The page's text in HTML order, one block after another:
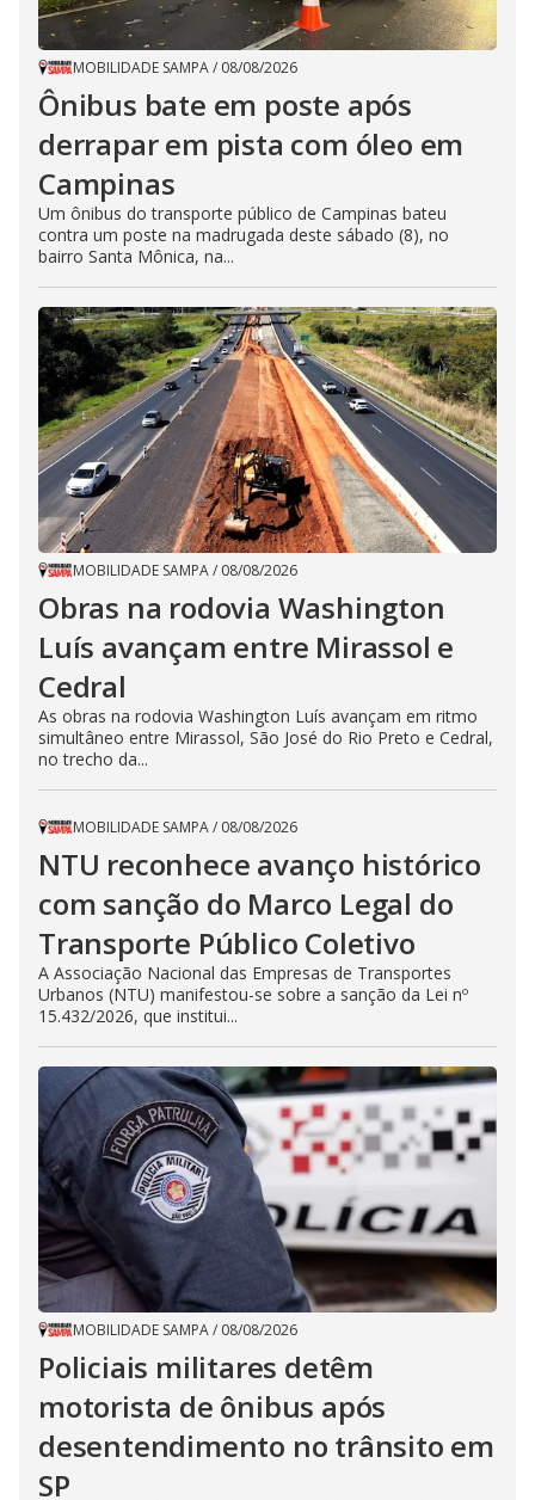
MOBILIDADE SAMPA/ 08/08/2026
Ônibus bate em poste após
derrapar em pista com óleo em
Campinas
Um ônibus do transporte público de Campinas bateu
contra um poste na madrugada deste sábado (8), no
bairro Santa Mônica, na...
MOBILIDADE SAMPA/ 08/08/2026
Obras na rodovia Washington
Luís avançam entre Mirassol e
Cedral
As obras na rodovia Washington Luís avançam em ritmo
simultâneo entre Mirassol, São José do Rio Preto e Cedral,
no trecho da...
MOBILIDADE SAMPA/ 08/08/2026
NTU reconhece avanço histórico
com sanção do Marco Legal do
Transporte Público Coletivo
A Associação Nacional das Empresas de Transportes
Urbanos (NTU) manifestou-se sobre a sanção da Lei nº
15.432/2026, que institui...
MOBILIDADE SAMPA/ 08/08/2026
Policiais militares detêm
motorista de ônibus após
desentendimento no trânsito em
SP